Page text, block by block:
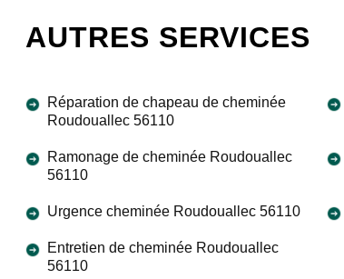
AUTRES SERVICES
Réparation de chapeau de cheminée
Roudouallec 56110
Ramonage de cheminée Roudouallec
56110
Urgence cheminée Roudouallec 56110
Entretien de cheminée Roudouallec
56110